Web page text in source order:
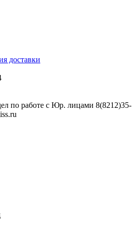
доставки
по работе с Юр. лицами 8(8212)35-